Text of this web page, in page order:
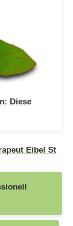
Diese
Eibel St